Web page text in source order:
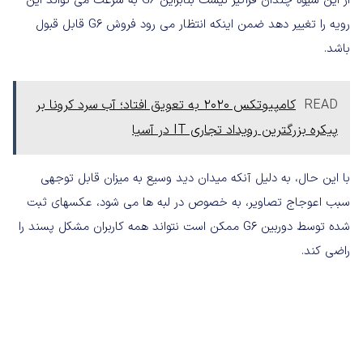
رویه را تغییر دهد ضمن اینکه انتظار می رود فروش G6 قابل قبول
باشد.
READ
کامپیوتکس ۲۰۲۰ به تعویق افتاد؛ آب سرد کرونا بر
پیکره بزرگترین رویداد تجاری IT در آسیا
با این حال، به دلیل آنکه میدان دید وسیع به میزان قابل توجهی
سبب اعوجاج تصاویر، به خصوص در لبه ها می شود، عکسهای ثبت
شده توسط دوربین G6 ممکن است نتواند همه کاربران مشکل پسند را
راضی کند.